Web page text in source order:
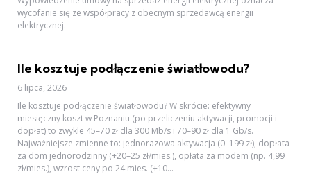
wycofanie się ze współpracy z obecnym sprzedawcą energii
elektrycznej.
Ile kosztuje podłączenie światłowodu?
6 lipca, 2026
Ile kosztuje podłączenie światłowodu? W skrócie: efektywny
miesięczny koszt w Poznaniu (po przeliczeniu aktywacji, promocji i
dopłat) to zwykle 45–70 zł dla 300 Mb/s i 70–90 zł dla 1 Gb/s.
Najważniejsze zmienne to: jednorazowa aktywacja (0–199 zł), dopłata
za dom jednorodzinny (+20–25 zł/mies.), opłata za modem (np. 4,99
zł/mies.), wzrost ceny po 24 mies. (+10...